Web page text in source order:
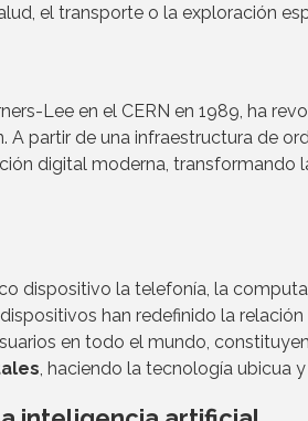
el transporte o la exploración
Lee en el CERN en 1989, ha
partir de una infraestructura de
digital moderna, transformando
dispositivo la telefonía, la
han redefinido la
en todo el mundo,
, haciendo la tecnología ubicua